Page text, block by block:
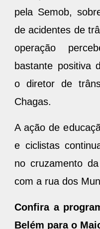
de acidentes de
operação
bastante positiva
o diretor de
Chagas.
A ação de
e ciclistas
no cruzamento
com a rua dos
Confira a
Belém para o